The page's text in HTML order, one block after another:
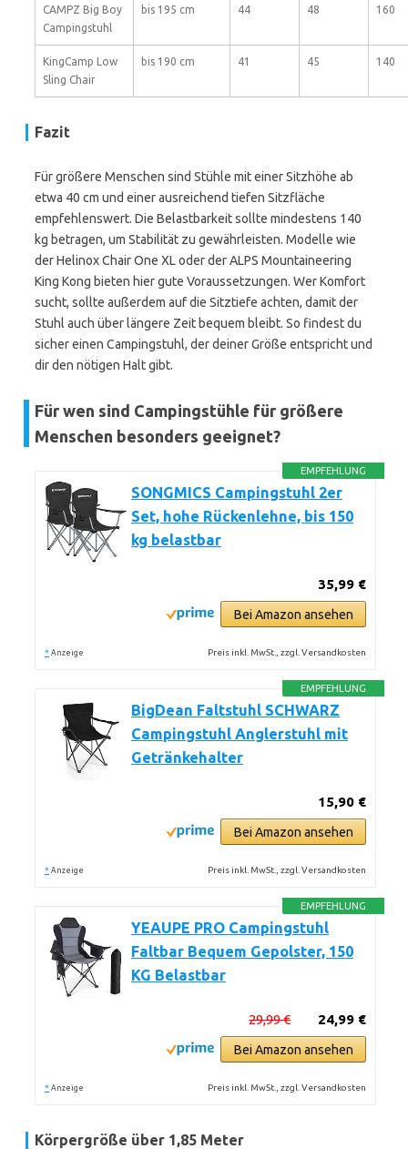
CAMPZ Big Boy
Campingstuhl
bis 195 cm 44 48 160
KingCamp Low
Sling Chair
bis 190 cm 41 45 140
Fazit
Für größere Menschen sind Stühle mit einer Sitzhöhe ab
etwa 40 cm und einer ausreichend tiefen Sitzfläche
empfehlenswert. Die Belastbarkeit sollte mindestens 140
kg betragen, um Stabilität zu gewährleisten. Modelle wie
der Helinox Chair One XL oder der ALPS Mountaineering
King Kong bieten hier gute Voraussetzungen. Wer Komfort
sucht, sollte außerdem auf die Sitztiefe achten, damit der
Stuhl auch über längere Zeit bequem bleibt. So findest du
sicher einen Campingstuhl, der deiner Größe entspricht und
dir den nötigen Halt gibt.
Für wen sind Campingstühle für größere
Menschen besonders geeignet?
EMPFEHLUNG
SONGMICS Campingstuhl 2er
Set, hohe Rückenlehne, bis 150
kg belastbar
35,99 €
Bei Amazon ansehen
* Anzeige Preis inkl. MwSt., zzgl. Versandkosten
EMPFEHLUNG
BigDean Faltstuhl SCHWARZ
Campingstuhl Anglerstuhl mit
Getränkehalter
15,90 €
Bei Amazon ansehen
* Anzeige Preis inkl. MwSt., zzgl. Versandkosten
EMPFEHLUNG
YEAUPE PRO Campingstuhl
Faltbar Bequem Gepolster, 150
KG Belastbar
24,99 €
29,99 €
Bei Amazon ansehen
* Anzeige Preis inkl. MwSt., zzgl. Versandkosten
Körpergröße über 1,85 Meter